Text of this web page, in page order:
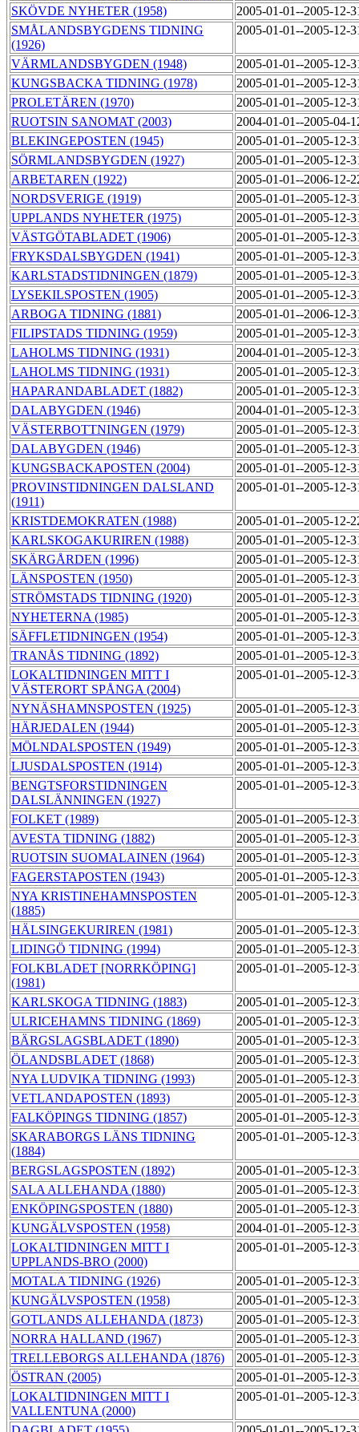
SKÖVDE NYHETER (1958)
2005-01-01--2005-12-
SMÅLANDSBYGDENS TIDNING
(1926)
2005-01-01--2005-12-
VÄRMLANDSBYGDEN (1948)
2005-01-01--2005-12-
KUNGSBACKA TIDNING (1978)
2005-01-01--2005-12-
PROLETÄREN (1970)
2005-01-01--2005-12-
RUOTSIN SANOMAT (2003)
2004-01-01--2005-04-
BLEKINGEPOSTEN (1945)
2005-01-01--2005-12-
SÖRMLANDSBYGDEN (1927)
2005-01-01--2005-12-
ARBETAREN (1922)
2005-01-01--2006-12-
NORDSVERIGE (1919)
2005-01-01--2005-12-
UPPLANDS NYHETER (1975)
2005-01-01--2005-12-
VÄSTGÖTABLADET (1906)
2005-01-01--2005-12-
FRYKSDALSBYGDEN (1941)
2005-01-01--2005-12-
KARLSTADSTIDNINGEN (1879)
2005-01-01--2005-12-
LYSEKILSPOSTEN (1905)
2005-01-01--2005-12-
ARBOGA TIDNING (1881)
2005-01-01--2006-12-
FILIPSTADS TIDNING (1959)
2005-01-01--2005-12-
LAHOLMS TIDNING (1931)
2004-01-01--2005-12-
LAHOLMS TIDNING (1931)
2005-01-01--2005-12-
HAPARANDABLADET (1882)
2005-01-01--2005-12-
DALABYGDEN (1946)
2004-01-01--2005-12-
VÄSTERBOTTNINGEN (1979)
2005-01-01--2005-12-
DALABYGDEN (1946)
2005-01-01--2005-12-
KUNGSBACKAPOSTEN (2004)
2005-01-01--2005-12-
PROVINSTIDNINGEN DALSLAND
(1911)
2005-01-01--2005-12-
KRISTDEMOKRATEN (1988)
2005-01-01--2005-12-
KARLSKOGAKURIREN (1988)
2005-01-01--2005-12-
SKÄRGÅRDEN (1996)
2005-01-01--2005-12-
LÄNSPOSTEN (1950)
2005-01-01--2005-12-
STRÖMSTADS TIDNING (1920)
2005-01-01--2005-12-
NYHETERNA (1985)
2005-01-01--2005-12-
SÄFFLETIDNINGEN (1954)
2005-01-01--2005-12-
TRANÅS TIDNING (1892)
2005-01-01--2005-12-
LOKALTIDNINGEN MITT I
VÄSTERORT SPÅNGA (2004)
2005-01-01--2005-12-
NYNÄSHAMNSPOSTEN (1925)
2005-01-01--2005-12-
HÄRJEDALEN (1944)
2005-01-01--2005-12-
MÖLNDALSPOSTEN (1949)
2005-01-01--2005-12-
LJUSDALSPOSTEN (1914)
2005-01-01--2005-12-
BENGTSFORSTIDNINGEN
DALSLÄNNINGEN (1927)
2005-01-01--2005-12-
FOLKET (1989)
2005-01-01--2005-12-
AVESTA TIDNING (1882)
2005-01-01--2005-12-
RUOTSIN SUOMALAINEN (1964)
2005-01-01--2005-12-
FAGERSTAPOSTEN (1943)
2005-01-01--2005-12-
NYA KRISTINEHAMNSPOSTEN
(1885)
2005-01-01--2005-12-
HÄLSINGEKURIREN (1981)
2005-01-01--2005-12-
LIDINGÖ TIDNING (1994)
2005-01-01--2005-12-
FOLKBLADET [NORRKÖPING]
(1981)
2005-01-01--2005-12-
KARLSKOGA TIDNING (1883)
2005-01-01--2005-12-
ULRICEHAMNS TIDNING (1869)
2005-01-01--2005-12-
BÄRGSLAGSBLADET (1890)
2005-01-01--2005-12-
ÖLANDSBLADET (1868)
2005-01-01--2005-12-
NYA LUDVIKA TIDNING (1993)
2005-01-01--2005-12-
VETLANDAPOSTEN (1893)
2005-01-01--2005-12-
FALKÖPINGS TIDNING (1857)
2005-01-01--2005-12-
SKARABORGS LÄNS TIDNING
(1884)
2005-01-01--2005-12-
BERGSLAGSPOSTEN (1892)
2005-01-01--2005-12-
SALA ALLEHANDA (1880)
2005-01-01--2005-12-
ENKÖPINGSPOSTEN (1880)
2005-01-01--2005-12-
KUNGÄLVSPOSTEN (1958)
2004-01-01--2005-12-
LOKALTIDNINGEN MITT I
UPPLANDS-BRO (2000)
2005-01-01--2005-12-
MOTALA TIDNING (1926)
2005-01-01--2005-12-
KUNGÄLVSPOSTEN (1958)
2005-01-01--2005-12-
GOTLANDS ALLEHANDA (1873)
2005-01-01--2005-12-
NORRA HALLAND (1967)
2005-01-01--2005-12-
TRELLEBORGS ALLEHANDA (1876)
2005-01-01--2005-12-
ÖSTRAN (2005)
2005-01-01--2005-12-
LOKALTIDNINGEN MITT I
VALLENTUNA (2000)
2005-01-01--2005-12-